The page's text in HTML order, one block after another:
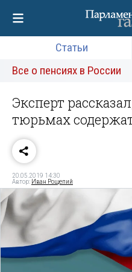
Статьи
Все о пенсиях в России
Эксперт
тюрьмах
20.05.2019 14:30
Автор: Иван Рощепий